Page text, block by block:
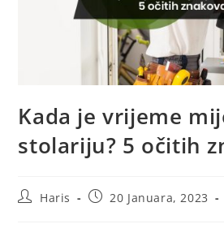
Kada je vrijeme
stolariju? 5 očitih
Haris 20 Januara, 2023